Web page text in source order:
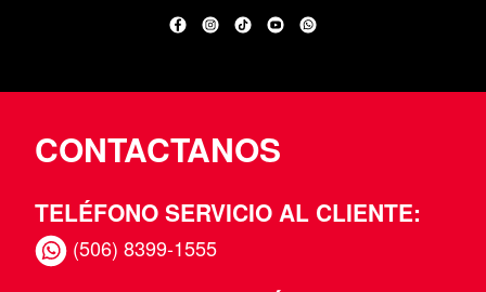
FacebookInstagram
TikTokYouTubeWhatsApp
CONTACTANOS
TELÉFONO SERVICIO AL CLIENTE:
(506) 8399-1555